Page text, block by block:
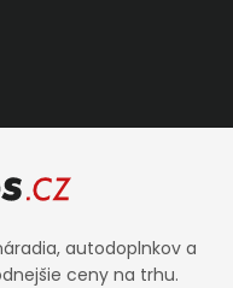
autodoplnkov a
ceny na trhu.